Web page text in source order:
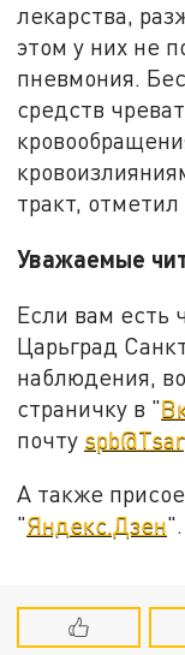
лекарства,
этом у них не
пневмония.
средств
тракт,
Уважаемые
Если вам есть
Царьград
наблюдения,
страничку в "
почту
А также
"Яндекс.Дзен".